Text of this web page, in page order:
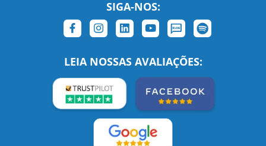
SIGA-NOS:
LEIA NOSSAS AVALIAÇÕES: